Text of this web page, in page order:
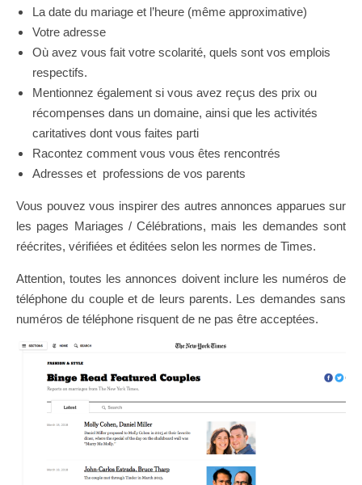
La date du mariage et l’heure (même approximative)
Votre adresse
Où avez vous fait votre scolarité, quels sont vos emplois
respectifs.
Mentionnez également si vous avez reçus des prix ou
récompenses dans un domaine, ainsi que les activités
caritatives dont vous faites parti
Racontez comment vous vous êtes rencontrés
Adresses et professions de vos parents
Vous pouvez vous inspirer des autres annonces apparues sur
les pages Mariages / Célébrations, mais les demandes sont
réécrites, vérifiées et éditées selon les normes de Times.
Attention, toutes les annonces doivent inclure les numéros de
téléphone du couple et de leurs parents. Les demandes sans
numéros de téléphone risquent de ne pas être acceptées.